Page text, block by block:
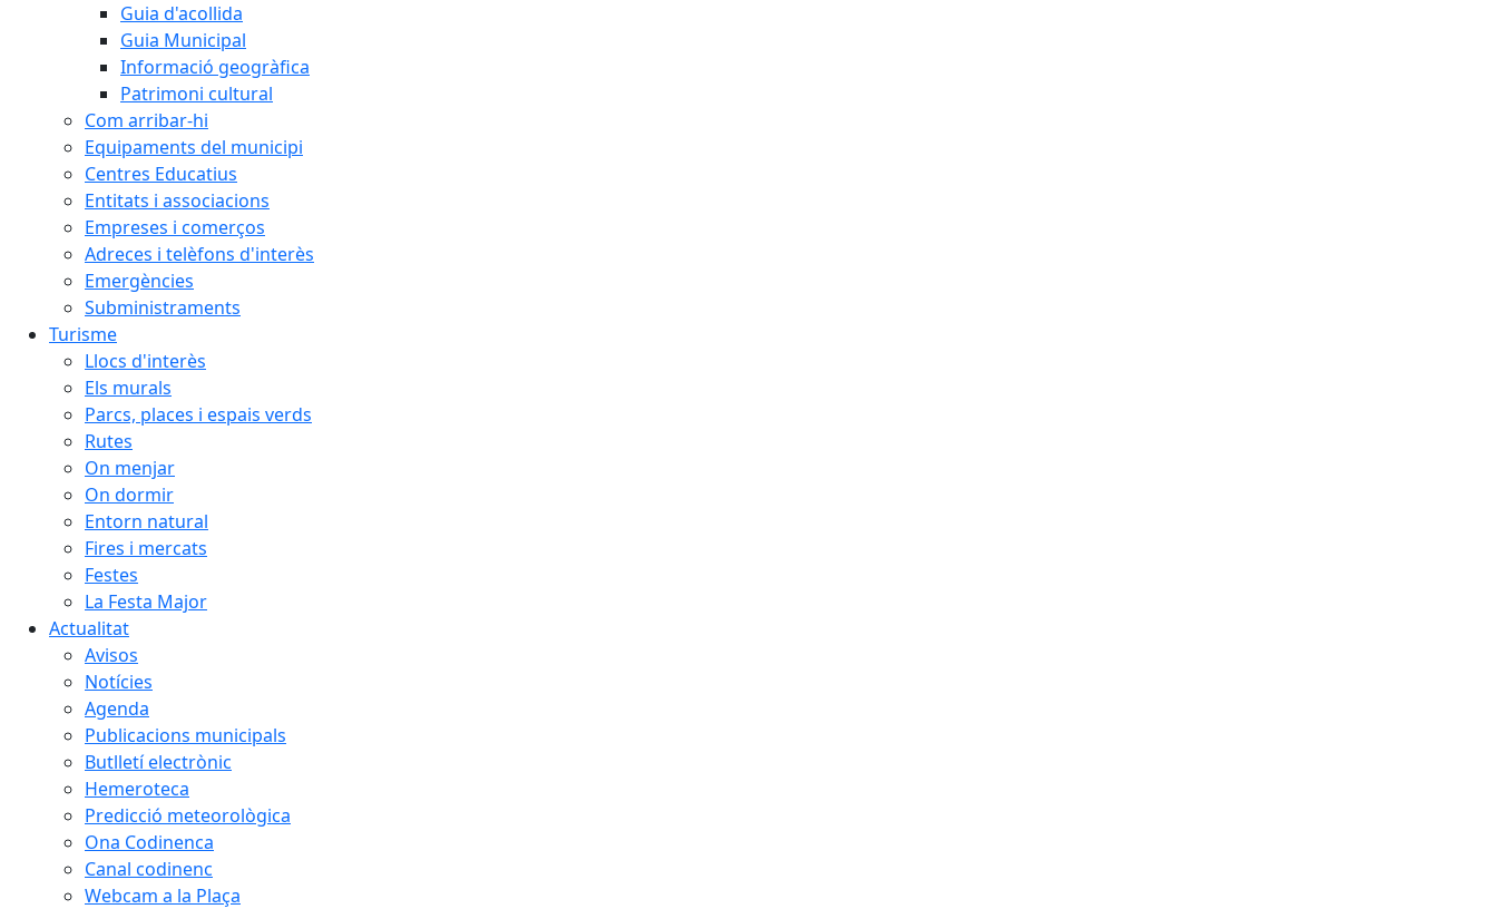
Guia d'acollida
Guia Municipal
Informació geogràfica
Patrimoni cultural
Com arribar-hi
Equipaments del municipi
Centres Educatius
Entitats i associacions
Empreses i comerços
Adreces i telèfons d'interès
Emergències
Subministraments
Turisme
Llocs d'interès
Els murals
Parcs, places i espais verds
Rutes
On menjar
On dormir
Entorn natural
Fires i mercats
Festes
La Festa Major
Actualitat
Avisos
Notícies
Agenda
Publicacions municipals
Butlletí electrònic
Hemeroteca
Predicció meteorològica
Ona Codinenca
Canal codinenc
Webcam a la Plaça